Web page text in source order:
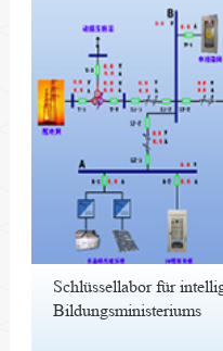
Schlüssellabor für
Bildungsministeriums